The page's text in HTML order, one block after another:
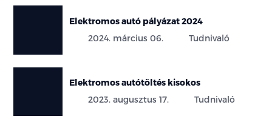
Elektromos autó pályázat 2024
2024. március 06.
Tudnivaló
Elektromos autótöltés kisokos
2023. augusztus 17.
Tudnivaló